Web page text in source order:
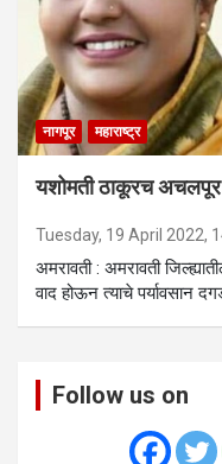
नागपूर महाराष्ट्र
यशोमती ठाकूरच अचलपूर
Tuesday, 19 April 2022,
अमरावती : अमरावती
वाद होऊन त्याचे पर्यावसान
Follow us on